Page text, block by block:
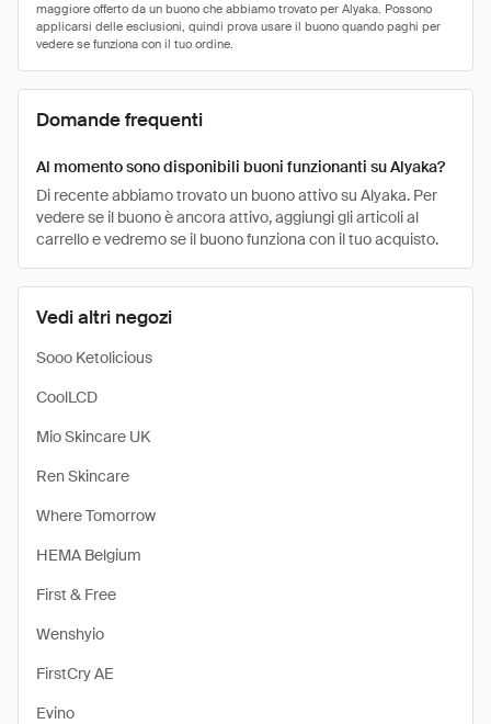
Vedi altri negozi
Sooo Ketolicious
CoolLCD
Mio Skincare UK
Ren Skincare
Where Tomorrow
HEMA Belgium
First & Free
Wenshyio
FirstCry AE
Evino
Domande frequenti
Al momento sono disponibili buoni funzionanti su Alyaka?
Di recente abbiamo trovato un buono attivo su Alyaka. Per
vedere se il buono è ancora attivo, aggiungi gli articoli al
carrello e vedremo se il buono funziona con il tuo acquisto.